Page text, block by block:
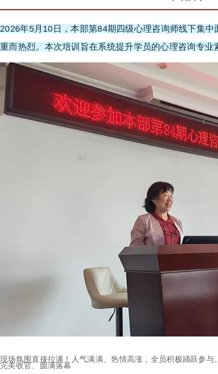
2026年5月10日，本部第84期四级心理咨询师线下集
重而热烈。本次培训旨在系统提升学员的心理咨询专
现场氛围直接拉满！人气满满、热情高涨，全员积极踊跃参
完美收官、圆满落幕